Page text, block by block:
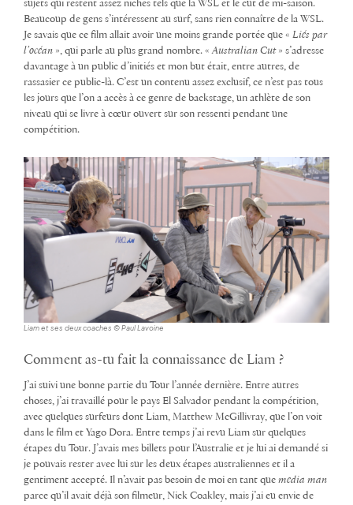
sujets qui restent assez niches tels que la WSL et le cut de mi-saison.
Beaucoup de gens s’intéressent au surf, sans rien connaître de la WSL.
Je savais que ce film allait avoir une moins grande portée que « Liés par
l’océan », qui parle au plus grand nombre. «Australian Cut» s’adresse
davantage à un public d’initiés et mon but était, entre autres, de
rassasier ce public-là. C’est un contenu assez exclusif, ce n’est pas tous
les jours que l’on a accès à ce genre de backstage, un athlète de son
niveau qui se livre à cœur ouvert sur son ressenti pendant une
compétition.
Liam et ses deux coaches © Paul Lavoine
Comment as-tu fait la connaissance de Liam ?
J’ai suivi une bonne partie du Tour l’année dernière. Entre autres
choses, j’ai travaillé pour le pays El Salvador pendant la compétition,
avec quelques surfeurs dont Liam, Matthew McGillivray, que l’on voit
dans le film et Yago Dora. Entre temps j’ai revu Liam sur quelques
étapes du Tour. J’avais mes billets pour l’Australie et je lui ai demandé si
je pouvais rester avec lui sur les deux étapes australiennes et il a
gentiment accepté. Il n’avait pas besoin de moi en tant que media man
parce qu’il avait déjà son filmeur, Nick Coakley, mais j’ai eu envie de